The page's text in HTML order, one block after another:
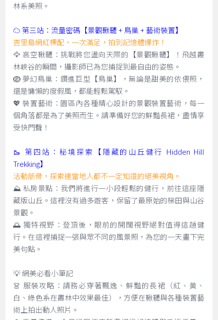
林系美照。
☁️ 第三站：流量密碼【景觀鞦韆 + 鳥巢 + 藝術裝置】
峇里島網紅標配，一次滿足，拍到記憶體爆炸！
🦅 高空鞦韆：挑戰將您盪向天際的【景觀鞦韆】！飛越叢
林峽谷的瞬間，攝影師已為您捕捉到最自由的姿態。
🪺 夢幻鳥巢：鑽進巨型【鳥巢】，無論是甜美的依偎照，
還是慵懶的度假風，都能輕鬆駕馭。
💖 裝置藝術：園區內各種精心設計的景觀裝置藝術，每一
個角落都是為了美照而生。請準備好您的鮮豔長裙，盡情享
受快門聲！
🥾 第四站：秘境探索【隱藏的山丘健行 Hidden Hill
Trekking】
活動筋骨，探索連當地人都不一定知道的絕美視角。
⛰️ 私房景點：我們將進行一小段輕鬆的健行，前往這座隱
藏版山丘。這裡沒有過多遊客，保留了最原始的梯田與山谷
景觀。
🌅 獨特視野：登頂後，眼前的開闊視野絕對值得這趟健
行。在這裡捕捉一張與眾不同的風景照，為您的一天畫下完
美句點。
💡 網美必看小筆記
👗 服裝攻略：請務必穿著飄逸、鮮豔的長裙（紅、黃、
白、綠色系在叢林中效果最佳），方便在鞦韆與各種裝置藝
術上拍出動人照片。